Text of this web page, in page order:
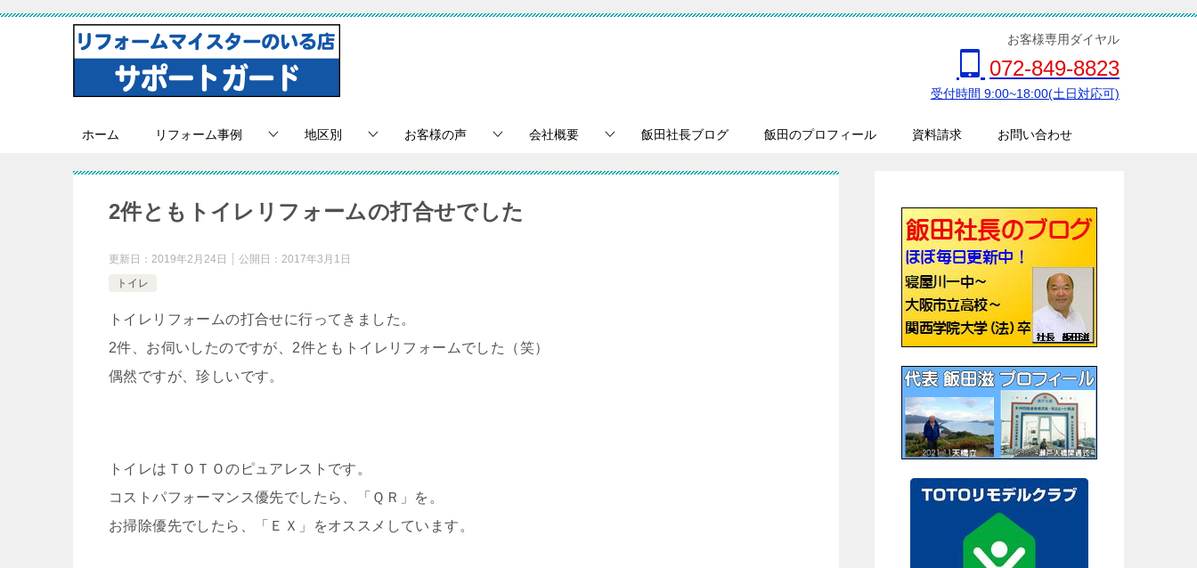
お客様専用ダイヤル
072-849-8823
受付時間 9:00~18:00(土日対応可)
ホーム リフォーム事例 地区別 お客様の声 会社概要 飯田社長ブログ 飯田のプロフィール 資料請求 お問い合わせ
2件ともトイレリフォームの打合せでした
更新日： 2019年2月24日 公開日： 2017年3月1日
トイレ
トイレリフォームの打合せに行ってきました。
2件、お伺いしたのですが、2件ともトイレリフォームでした（笑）
偶然ですが、珍しいです。
トイレはＴＯＴＯのピュアレストです。
コストパフォーマンス優先でしたら、「ＱＲ」を。
お掃除優先でしたら、「ＥＸ」をオススメしています。